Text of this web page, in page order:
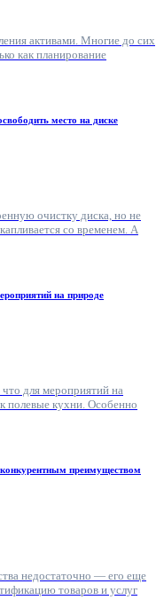
активами. Многие до сих
как планирование
место на диске
очистку диска, но не
со временем. А
на природе
для мероприятий на
полевые кухни. Особенно
преимуществом
недостаточно — его еще
товаров и услуг